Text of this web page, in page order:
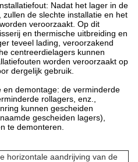
Nadat het lager in de
de slechte installatie en het
veroorzaakt. Op dit
en thermische uitbreiding en
teveel lading, veroorzakend
centreerdielagers kunnen
worden veroorzaakt op
dergelijk gebruik.
en demontage: de verminderde
rollagers, enz.,
kunnen gescheiden
gescheiden lagers),
te demonteren.
horizontale aandrijving van de